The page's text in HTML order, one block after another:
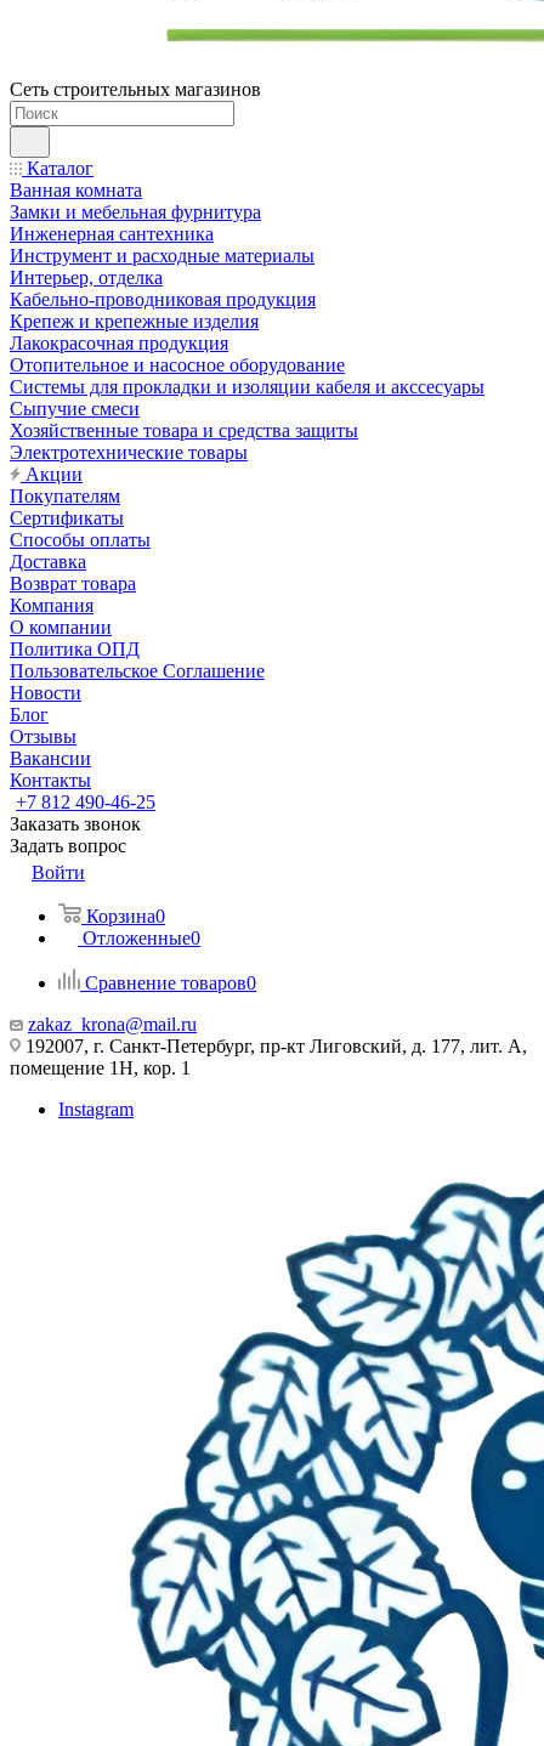
Сеть строительных магазинов
Каталог
Ванная комната
Замки и мебельная фурнитура
Инженерная сантехника
Инструмент и расходные материалы
Интерьер, отделка
Кабельно-проводниковая продукция
Крепеж и крепежные изделия
Лакокрасочная продукция
Отопительное и насосное оборудование
Системы для прокладки и изоляции кабеля и акссесуары
Сыпучие смеси
Хозяйственные товара и средства защиты
Электротехнические товары
Акции
Покупателям
Сертификаты
Способы оплаты
Доставка
Возврат товара
Компания
О компании
Политика ОПД
Пользовательское Соглашение
Новости
Блог
Отзывы
Вакансии
Контакты
+7 812 490-46-25
Заказать звонок
Задать вопрос
Войти
Корзина0
Отложенные0
Сравнение товаров0
zakaz_krona@mail.ru
192007, г. Санкт-Петербург, пр-кт Лиговский, д. 177, лит. А,
помещение 1Н, кор. 1
Instagram